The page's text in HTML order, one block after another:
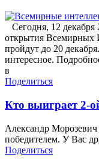
Сегодня, 12 декабря
открытия Всемирных
пройдут до 20
интересное.
в
Поделиться
Кто выиграет 2-
Александр
победителем. У Вас
Поделиться